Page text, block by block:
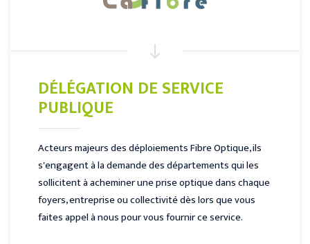
DÉLÉGATION DE SERVICE
PUBLIQUE
Acteurs majeurs des déploiements Fibre Optique, ils
s'engagent à la demande des départements qui les
sollicitent à acheminer une prise optique dans chaque
foyers, entreprise ou collectivité dès lors que vous
faites appel à nous pour vous fournir ce service.